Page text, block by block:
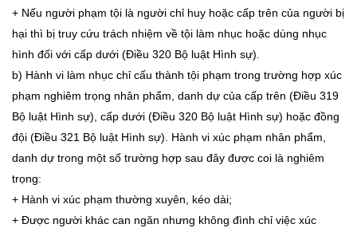
+ Nếu người phạm tội là người chỉ huy hoặc cấp trên của người bị
hại thì bị truy cứu trách nhiệm về tội làm nhục hoặc dùng nhục
hình đối với cấp dưới (Điều 320 Bộ luật Hình sự).
b) Hành vi làm nhục chỉ cấu thành tội phạm trong trường hợp xúc
phạm nghiêm trọng nhân phẩm, danh dự của cấp trên (Điều 319
Bộ luật Hình sự), cấp dưới (Điều 320 Bộ luật Hình sự) hoặc đồng
đội (Điều 321 Bộ luật Hình sự). Hành vi xúc phạm nhân phẩm,
danh dự trong một số trường hợp sau đây được coi là nghiêm
trọng:
+ Hành vi xúc phạm thường xuyên, kéo dài;
+ Được người khác can ngăn nhưng không đình chỉ việc xúc